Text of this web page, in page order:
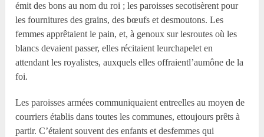
émit des bons au nom du roi ; les paroisses secotisèrent pour
les fournitures des grains, des bœufs et desmoutons. Les
femmes apprêtaient le pain, et, à genoux sur lesroutes où les
blancs devaient passer, elles récitaient leurchapelet en
attendant les royalistes, auxquels elles offraientl’aumône de la
foi.
Les paroisses armées communiquaient entreelles au moyen de
courriers établis dans toutes les communes, ettoujours prêts à
partir. C’étaient souvent des enfants et desfemmes qui